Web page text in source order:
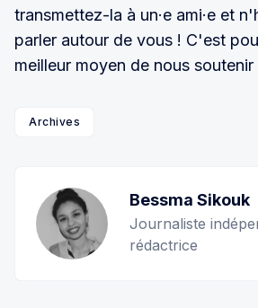
transmettez-la à un·e ami·e et
parler autour de vous ! C'est
meilleur moyen de nous soutenir
Archives
Bessma Sikouk
Journaliste
rédactrice